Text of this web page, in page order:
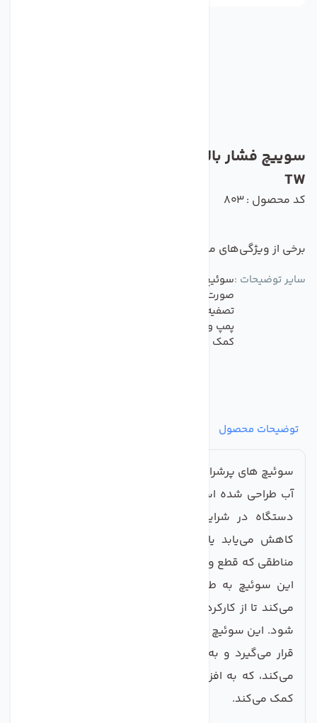
TW
کد محصول : 803
برخی از ویژگی‌های مهم این محصول :
سایر توضیحات :سوئیچ های پرشرارگانیک به صورت خودکار در
صورت افت فشار آب یا قطع شدن جریان برق، پمپ
تصفیه آب را خاموش می‌کند. این عمل از آسیب به
پمپ و بهبود عملکرد و عمر دستگاه تصفیه آب
کمک می‌کند.
توضیحات محصول
سوئیچ های پرشرارگانیک به‌ویژه برای دستگاه‌های تصفیه
آب طراحی شده است تا از آسیب به پمپ و سایر قطعات
دستگاه در شرایطی که فشار آب به طور غیرمنتظره
کاهش می‌یابد یا آب قطع می‌شود، جلوگیری کند. در
مناطقی که قطع و وصل آب به صورت مکرر اتفاق می‌افتد،
این سوئیچ به طور خودکار پمپ تصفیه آب را خاموش
می‌کند تا از کارکرد بی‌مورد و آسیب به دستگاه جلوگیری
شود. این سوئیچ به‌طور سری با موتور تصفیه آب در مدار
قرار می‌گیرد و به محض افت فشار آب، پمپ را خاموش
می‌کند، که به افزایش عمر دستگاه و بهبود عملکرد آن
کمک می‌کند.